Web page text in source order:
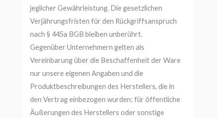
jeglicher Gewährleistung. Die gesetzlichen
Verjährungsfristen für den Rückgriffsanspruch
nach § 445a BGB bleiben unberührt.
Gegenüber Unternehmern gelten als
Vereinbarung über die Beschaffenheit der Ware
nur unsere eigenen Angaben und die
Produktbeschreibungen des Herstellers, die in
den Vertrag einbezogen wurden; für öffentliche
Äußerungen des Herstellers oder sonstige